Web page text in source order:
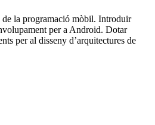
la programació mòbil. Introduir
per a Android. Dotar
per al disseny d’arquitectures de